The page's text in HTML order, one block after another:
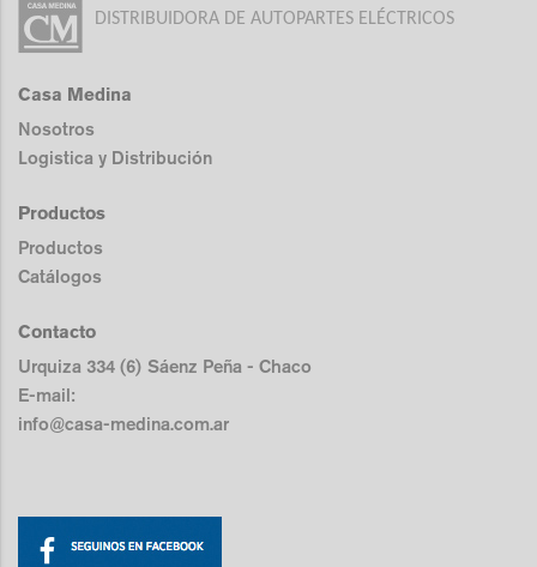
DISTRIBUIDORA DE AUTOPARTES ELÉCTRICOS
Casa Medina
Nosotros
Logistica y Distribución
Productos
Productos
Catálogos
Contacto
Urquiza 334 (6) Sáenz Peña - Chaco
E-mail:
info@casa-medina.com.ar